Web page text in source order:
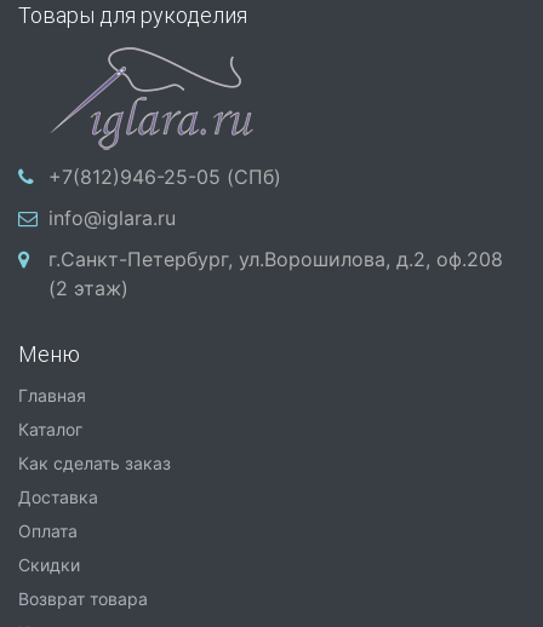
Товары для рукоделия
+7(812)946-25-05 (СПб)
info@iglara.ru
г.Санкт-Петербург, ул.Ворошилова, д.2, оф.208
(2 этаж)
Меню
Главная
Каталог
Как сделать заказ
Доставка
Оплата
Скидки
Возврат товара